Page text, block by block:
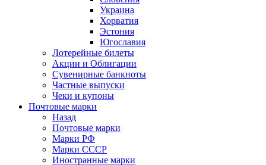
Украина
Хорватия
Эстония
Югославия
Лотерейные билеты
Акции и Облигации
Сувенирные банкноты
Частные выпуски
Чеки и купоны
Почтовые марки
Назад
Почтовые марки
Марки РФ
Марки СССР
Иностранные марки